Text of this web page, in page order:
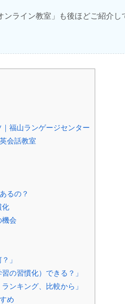
ライン教室」も後ほどご紹介し
福山ランゲージセンター
会話教室
るの？
化
会
」
の習慣化）できる？」
ンキング、比較から」
め